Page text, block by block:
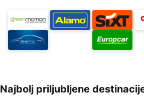
Najbolj priljubljene